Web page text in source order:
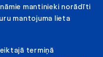
mantinieki norādīti
mantojuma lieta
termiņā